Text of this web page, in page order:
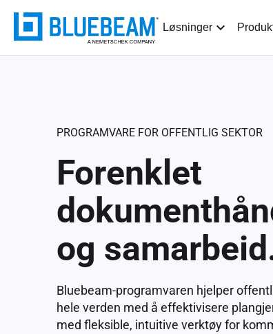
Løsninger
PROGRAMVARE FOR OFFENTLIG SEKTOR
Forenklet
og
Bluebeam-programvaren hjelper
hele verden med å effektivisere
med fleksible, intuitive verktøy for